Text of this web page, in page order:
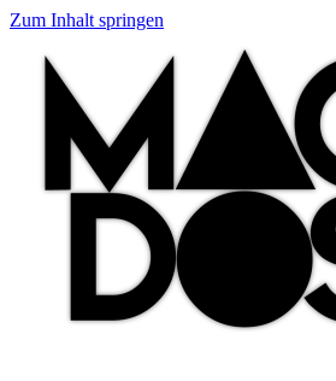
Zum Inhalt springen